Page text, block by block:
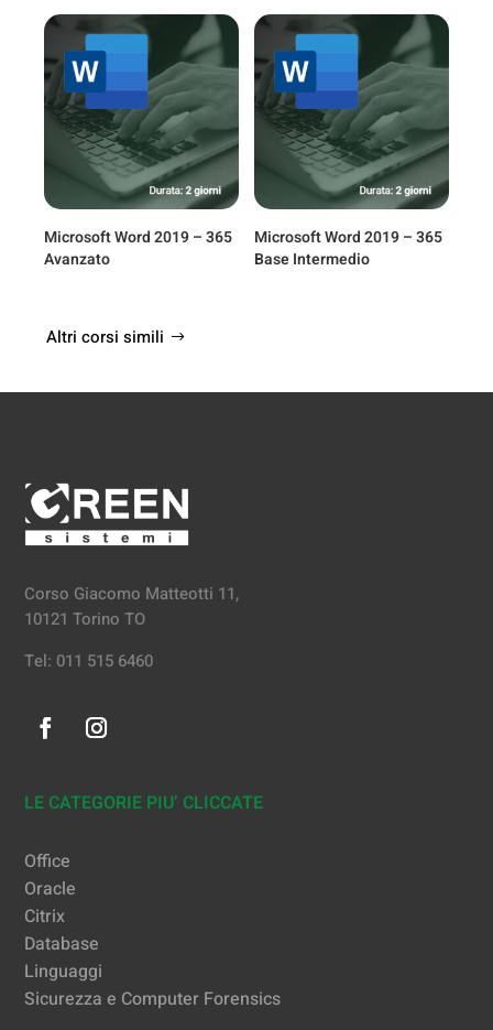
Microsoft Word 2019 – 365
Avanzato
Microsoft Word 2019 – 365
Base Intermedio
Altri corsi simili
Corso Giacomo Matteotti 11,
10121 Torino TO
Tel: 011 515 6460
LE CATEGORIE PIU’ CLICCATE
Office
Oracle
Citrix
Database
Linguaggi
Sicurezza e Computer Forensics